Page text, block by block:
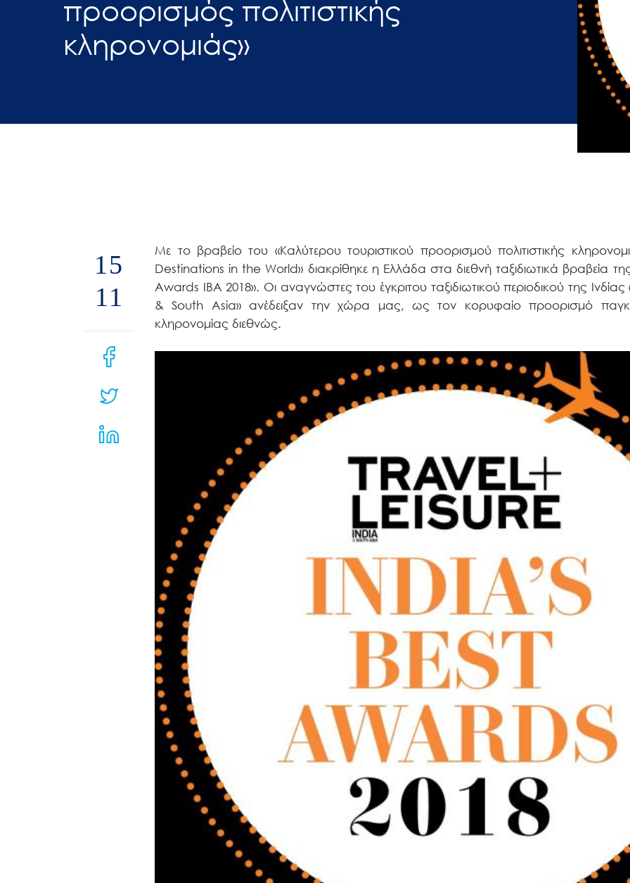
προορισμός πολιτιστικής
κληρονομιάς»
15
11
Με το βραβείο του «Καλύτερου τουριστικού προορισμού πολιτιστικής
Destinations in the World» διακρίθηκε η Ελλάδα στα διεθνή ταξιδιωτικά βραβεία
Awards ΙΒΑ 2018». Οι αναγνώστες του έγκριτου ταξιδιωτικού περιοδικού της
& South Asia» ανέδειξαν την χώρα μας, ως τον κορυφαίο προορισμό
κληρονομίας διεθνώς.